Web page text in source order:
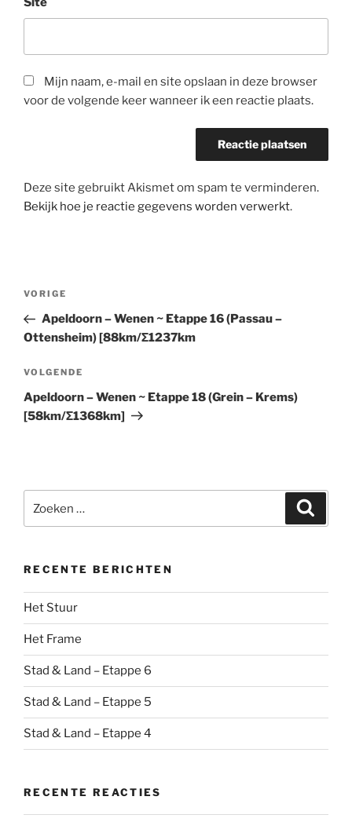
Mijn naam, e-mail en site opslaan in deze browser
voor de volgende keer wanneer ik een reactie plaats.
Deze site gebruikt Akismet om spam te verminderen.
Bekijk hoe je reactie gegevens worden verwerkt.
Bericht
Vorig
bericht
VORIGE
Apeldoorn – Wenen ~ Etappe 16 (Passau –
Ottensheim) [88km/Σ1237km
Volgend
bericht
VOLGENDE
Apeldoorn – Wenen ~ Etappe 18 (Grein – Krems)
[58km/Σ1368km]
naar:
RECENTE BERICHTEN
Het Stuur
Het Frame
Stad & Land – Etappe 6
Stad & Land – Etappe 5
Stad & Land – Etappe 4
RECENTE REACTIES